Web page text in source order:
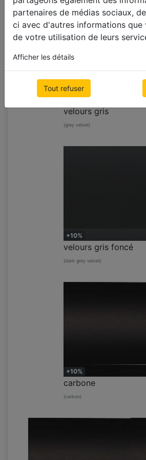
partenaires de médias sociaux,
ci avec d'autres informations
de votre utilisation de leurs
Afficher les détails
Tout refuser
+10%
velours gris
(grey velvet)
+10%
velours gris foncé
(dark grey velvet)
+10%
carbone
(carbon)